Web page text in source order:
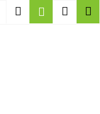
Hledat